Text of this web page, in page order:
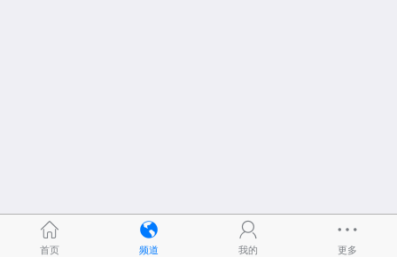
首页 频道 我的 更多